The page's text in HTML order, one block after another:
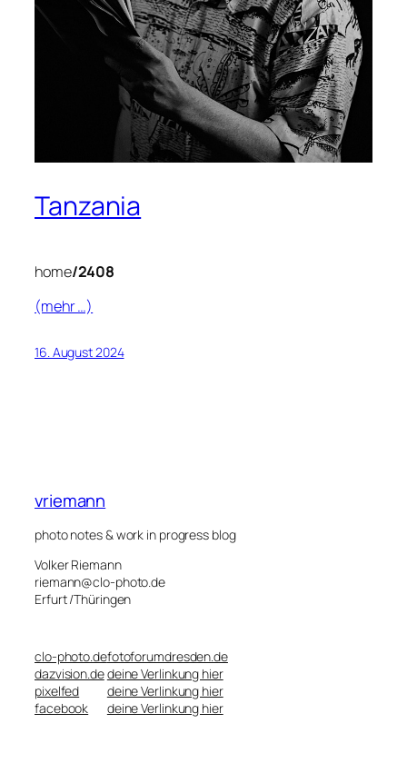
Tanzania
home/2408
(mehr …)
16. August 2024
vriemann
photo notes & work in progress blog
Volker Riemann
riemann@clo-photo.de
Erfurt /Thüringen
clo-photo.de
dazvision.de
pixelfed
facebook
fotoforumdresden.de
deine Verlinkung hier
deine Verlinkung hier
deine Verlinkung hier